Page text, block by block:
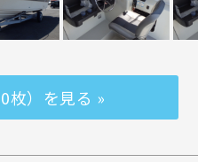
枚）を見る »